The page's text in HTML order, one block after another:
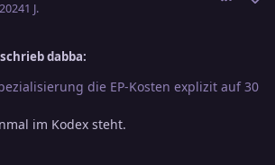
1 J.
dabba:
die EP-Kosten explizit auf 30
im Kodex steht.